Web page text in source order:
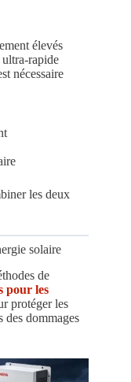
élevés
rapide
nécessaire
les deux
solaire
de
pour les
protéger les
des dommages